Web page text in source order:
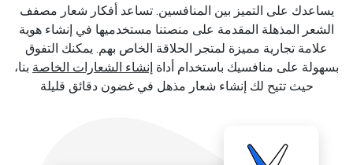
يساعدك على التميز بين المنافسين. تساعد أفكار شعار مصفف
الشعر المذهلة المقدمة على منصتنا مستخدميها في إنشاء هوية
علامة تجارية مميزة لمتجر الحلاقة الخاص بهم. يمكنك التفوق
بسهولة على منافسيك باستخدام أداة إنشاء الشعارات الخاصة بنا،
حيث تتيح لك إنشاء شعار مذهل في غضون دقائق قليلة